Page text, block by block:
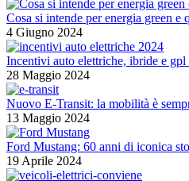
Cosa si intende per energia green e
4 Giugno 2024
Incentivi auto elettriche, ibride e
28 Maggio 2024
Nuovo E-Transit: la mobilità è
13 Maggio 2024
Ford Mustang: 60 anni di iconica
19 Aprile 2024